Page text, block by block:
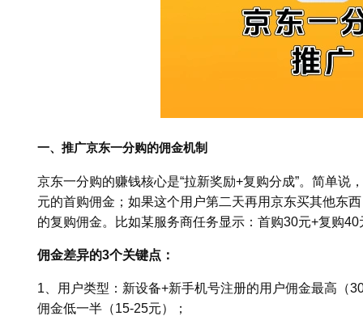
一、推广京东一分购的佣金机制
京东一分购的赚钱核心是“拉新奖励+复购分成”。简单说
元的首购佣金；如果这个用户第二天再用京东买其他东
的复购佣金。比如某服务商任务显示：首购30元+复购
佣金差异的3个关键点：
1、用户类型：新设备+新手机号注册的用户佣金最高（
佣金低一半（15-25元）；